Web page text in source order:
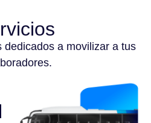
dedicados a movilizar a tus